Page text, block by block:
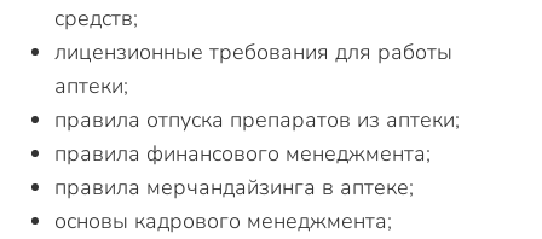
средств;
лицензионные требования для работы
аптеки;
правила отпуска препаратов из аптеки;
правила финансового менеджмента;
правила мерчандайзинга в аптеке;
основы кадрового менеджмента;